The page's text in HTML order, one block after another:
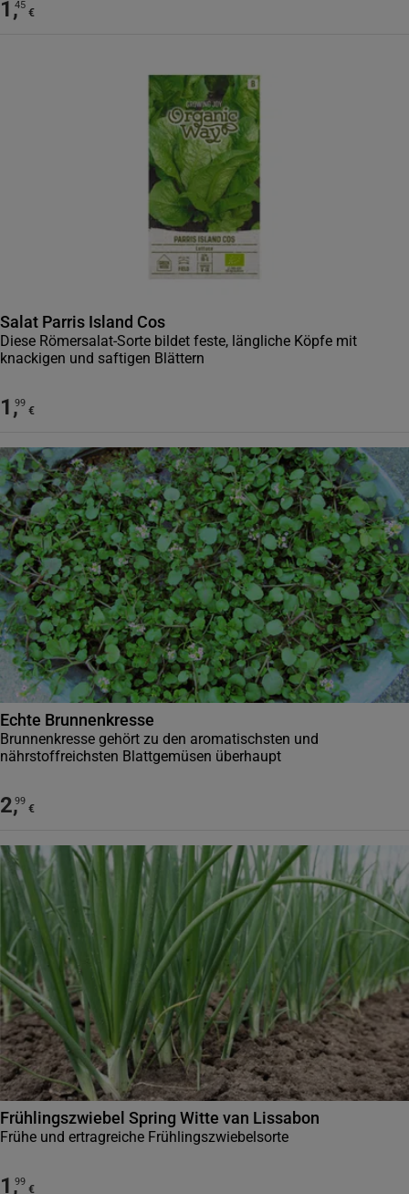
1,45
€
Salat Parris Island Cos
Diese Römersalat-Sorte bildet feste, längliche Köpfe mit
knackigen und saftigen Blättern
1,99
€
Echte Brunnenkresse
Brunnenkresse gehört zu den aromatischsten und
nährstoffreichsten Blattgemüsen überhaupt
2,99
€
Frühlingszwiebel Spring Witte van Lissabon
Frühe und ertragreiche Frühlingszwiebelsorte
1,99
€